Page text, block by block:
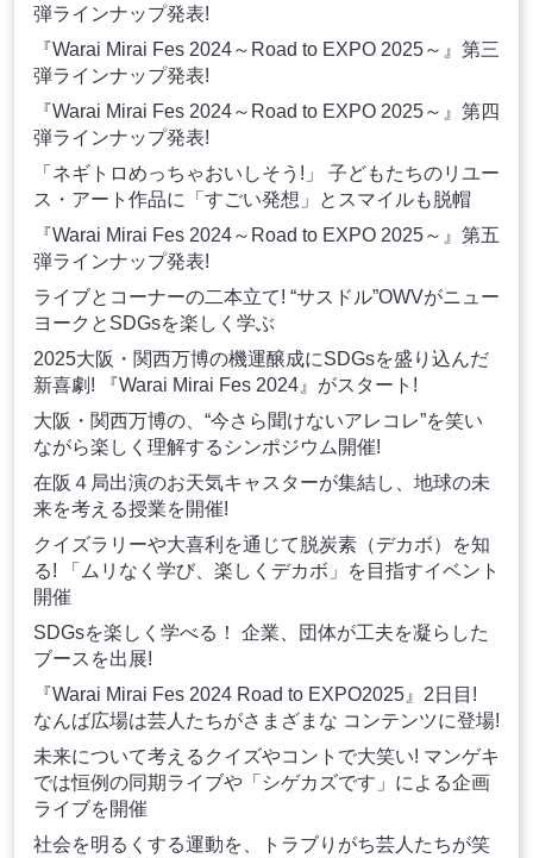
弾ラインナップ発表!
『Warai Mirai Fes 2024～Road to EXPO 2025～』第三
弾ラインナップ発表!
『Warai Mirai Fes 2024～Road to EXPO 2025～』第四
弾ラインナップ発表!
「ネギトロめっちゃおいしそう!」 子どもたちのリユー
ス・アート作品に「すごい発想」とスマイルも脱帽
『Warai Mirai Fes 2024～Road to EXPO 2025～』第五
弾ラインナップ発表!
ライブとコーナーの二本立て! “サスドル”OWVがニュー
ヨークとSDGsを楽しく学ぶ
2025大阪・関西万博の機運醸成にSDGsを盛り込んだ
新喜劇! 『Warai Mirai Fes 2024』がスタート!
大阪・関西万博の、“今さら聞けないアレコレ”を笑い
ながら楽しく理解するシンポジウム開催!
在阪４局出演のお天気キャスターが集結し、地球の未
来を考える授業を開催!
クイズラリーや大喜利を通じて脱炭素（デカボ）を知
る! 「ムリなく学び、楽しくデカボ」を目指すイベント
開催
SDGsを楽しく学べる！ 企業、団体が工夫を凝らした
ブースを出展!
『Warai Mirai Fes 2024 Road to EXPO2025』2日目!
なんば広場は芸人たちがさまざまな コンテンツに登場!
未来について考えるクイズやコントで大笑い! マンゲキ
では恒例の同期ライブや「シゲカズです」による企画
ライブを開催
社会を明るくする運動を、トラブりがち芸人たちが笑